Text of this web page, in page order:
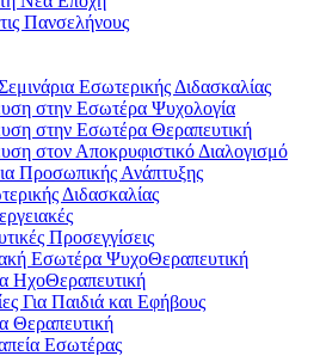
Πανσελήνους
Εσωτερικής Διδασκαλίας
στην Εσωτέρα Ψυχολογία
στην Εσωτέρα Θεραπευτική
στον Αποκρυφιστικό Διαλογισμό
Προσωπικής Ανάπτυξης
Διδασκαλίας
Προσεγγίσεις
Εσωτέρα ΨυχοΘεραπευτική
ΗχοΘεραπευτική
Για Παιδιά και Εφήβους
Θεραπευτική
Εσωτέρας